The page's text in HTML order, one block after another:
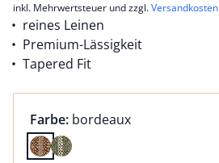
inkl. Mehrwertsteuer und zzgl.Versandkosten
reines Leinen
Premium-Lässigkeit
Tapered Fit
Farbauswahl:
Farbe: aktuell ausgewählt:
bordeaux
Farbe bordeaux ausgewählt